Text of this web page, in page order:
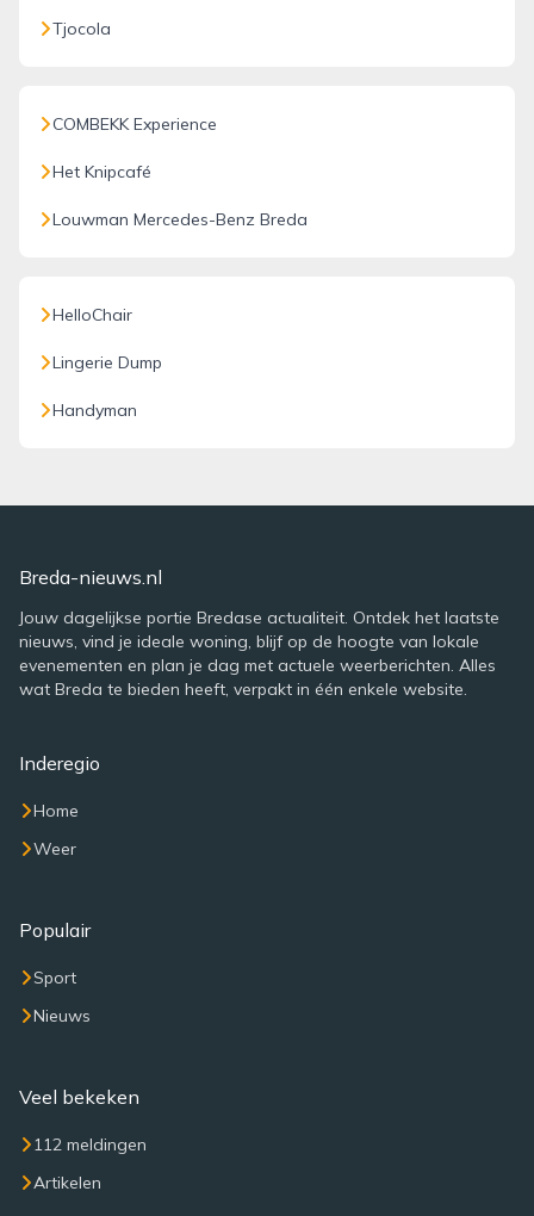
Tjocola
COMBEKK Experience
Het Knipcafé
Louwman Mercedes-Benz Breda
HelloChair
Lingerie Dump
Handyman
Breda-nieuws.nl
Jouw dagelijkse portie Bredase actualiteit. Ontdek het laatste
nieuws, vind je ideale woning, blijf op de hoogte van lokale
evenementen en plan je dag met actuele weerberichten. Alles
wat Breda te bieden heeft, verpakt in één enkele website.
Inderegio
Home
Weer
Populair
Sport
Nieuws
Veel bekeken
112 meldingen
Artikelen